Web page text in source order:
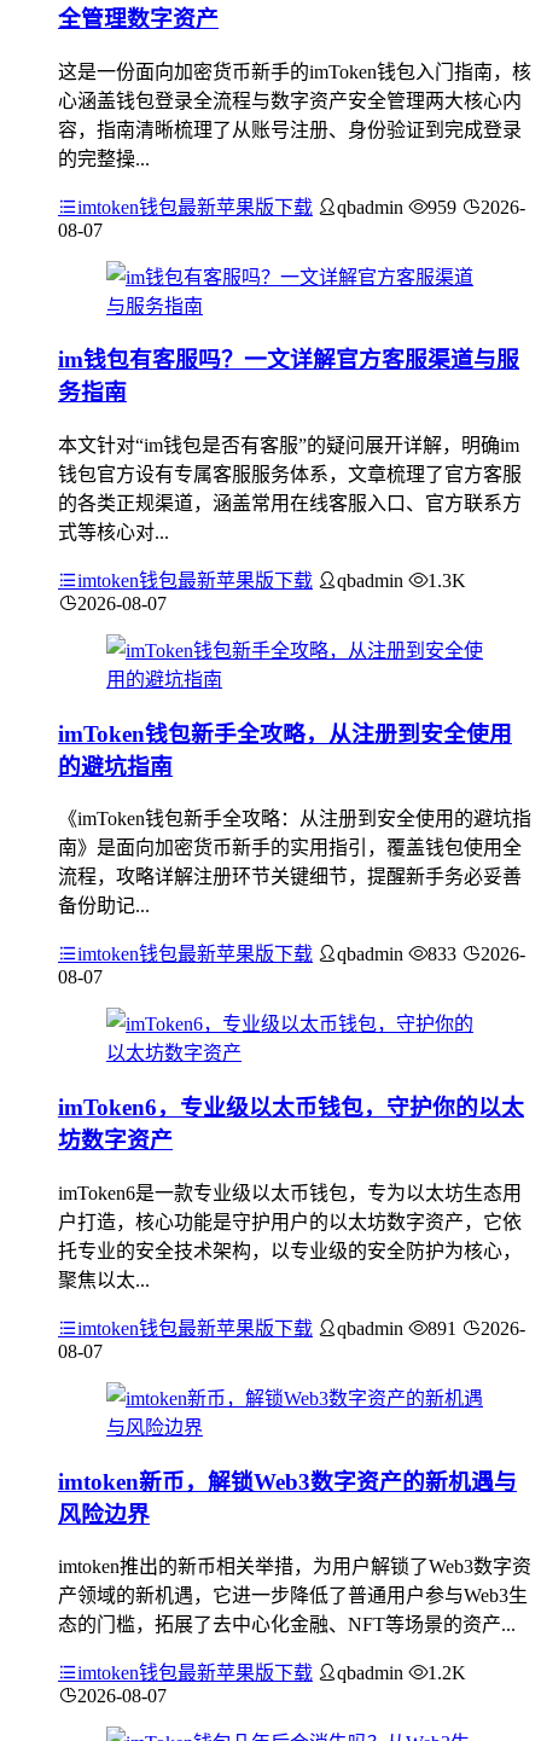
全管理数字资产
这是一份面向加密货币新手的imToken钱包入门指南，核
心涵盖钱包登录全流程与数字资产安全管理两大核心内
容，指南清晰梳理了从账号注册、身份验证到完成登录
的完整操...
imtoken钱包最新苹果版下载 qbadmin 959
2026-
08-07
im钱包有客服吗？一文详解官方客服渠道与服
务指南
本文针对“im钱包是否有客服”的疑问展开详解，明确im
钱包官方设有专属客服服务体系，文章梳理了官方客服
的各类正规渠道，涵盖常用在线客服入口、官方联系方
式等核心对...
imtoken钱包最新苹果版下载 qbadmin
1.3K
2026-08-07
imToken钱包新手全攻略，从注册到安全使用
的避坑指南
《imToken钱包新手全攻略：从注册到安全使用的避坑指
南》是面向加密货币新手的实用指引，覆盖钱包使用全
流程，攻略详解注册环节关键细节，提醒新手务必妥善
备份助记...
imtoken钱包最新苹果版下载 qbadmin 833
2026-
08-07
imToken6，专业级以太币钱包，守护你的以太
坊数字资产
imToken6是一款专业级以太币钱包，专为以太坊生态用
户打造，核心功能是守护用户的以太坊数字资产，它依
托专业的安全技术架构，以专业级的安全防护为核心，
聚焦以太...
imtoken钱包最新苹果版下载 qbadmin 891
2026-
08-07
imtoken新币，解锁Web3数字资产的新机遇与
风险边界
imtoken推出的新币相关举措，为用户解锁了Web3数字资
产领域的新机遇，它进一步降低了普通用户参与Web3生
态的门槛，拓展了去中心化金融、NFT等场景的资产...
imtoken钱包最新苹果版下载 qbadmin
1.2K
2026-08-07